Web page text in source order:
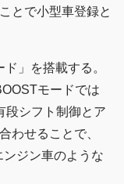
とで小型車登録と
」を搭載する。
モードでは
段シフト制御とア
わせることで、
ジン車のような